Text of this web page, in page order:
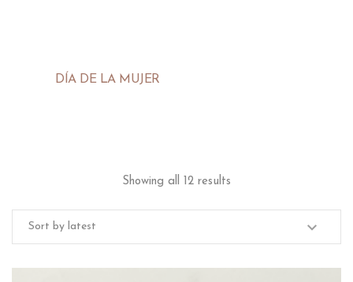
DÍA DE LA MUJER
Showing all 12 results